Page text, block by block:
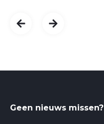
Geen nieuws missen?